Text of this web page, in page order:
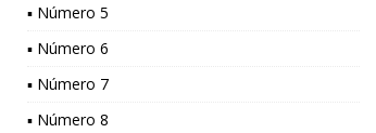
▪ Número 5
▪ Número 6
▪ Número 7
▪ Número 8